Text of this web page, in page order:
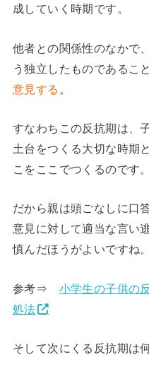
成していく時期です。
他者との関係性のなかで
う独立したものであるこ
意見する 。
すなわちこの反抗期は、
土台をつくる大切な時期
こをここでつくるのです。
だから親は頭ごなしに口
意見に対して適当な言い
慎んだほうがよいですね。
参考⇒ 小学生の子供の
処法
そして次にくる反抗期は